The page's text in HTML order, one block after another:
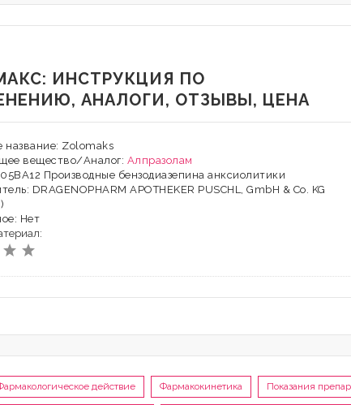
ИНСТРУКЦИЯ ПО
АНАЛОГИ, ОТЗЫВЫ, ЦЕНА
название: Zolomaks
вещество/Аналог: Алпразолам
Производные бензодиазепина анксиолитики
DRAGENOPHARM APOTHEKER PUSCHL, GmbH & Co. KG
Нет
действие Фармакокинетика Показания